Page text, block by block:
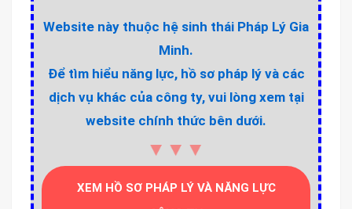
Website này thuộc hệ sinh thái Pháp Lý Gia
Minh.
Để tìm hiểu năng lực, hồ sơ pháp lý và các
dịch vụ khác của công ty, vui lòng xem tại
website chính thức bên dưới.
▼▼▼
XEM HỒ SƠ PHÁP LÝ VÀ NĂNG LỰC